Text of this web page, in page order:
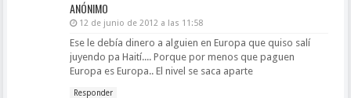
ANÓNIMO
12 de junio de 2012 a las 11:58
Ese le debía dinero a alguien en Europa que quiso salí
juyendo pa Haití.... Porque por menos que paguen
Europa es Europa.. El nivel se saca aparte
Responder